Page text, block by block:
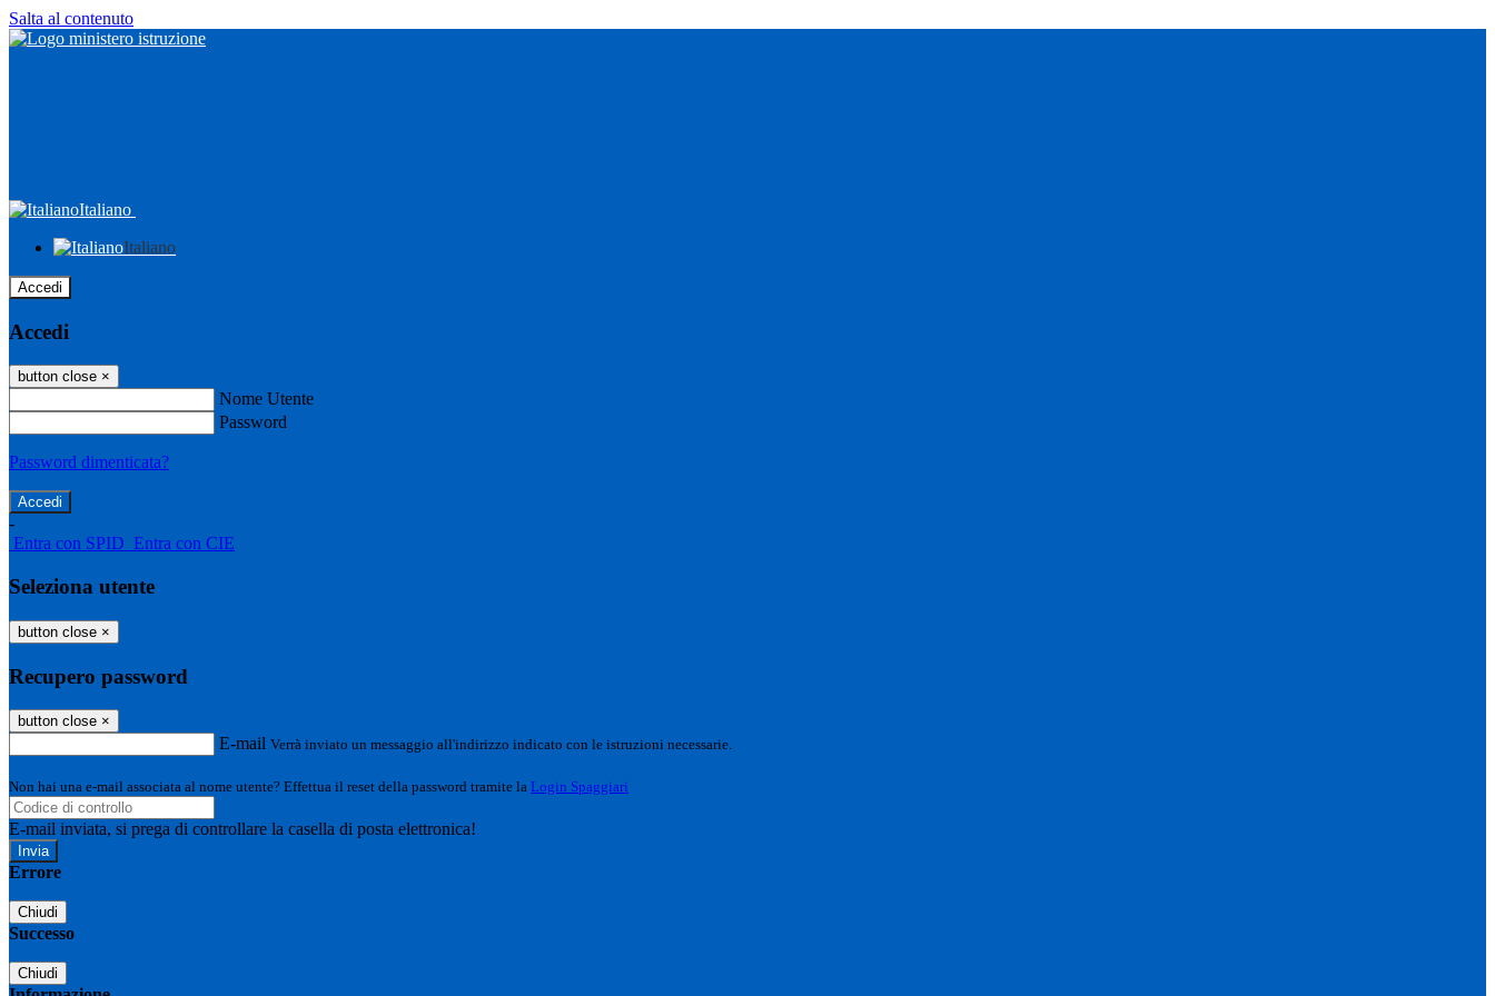
Salta al contenuto
Italiano
Italiano
Accedi
Accedi
button close ×
Nome Utente
Password
Password dimenticata?
-
Entra con SPID Entra con CIE
Seleziona utente
button close ×
Recupero password
button close ×
E-mail Verrà inviato un messaggio all'indirizzo indicato con le istruzioni necessarie.
Non hai una e-mail associata al nome utente? Effettua il reset della password tramite la Login Spaggiari
E-mail inviata, si prega di controllare la casella di posta elettronica!
Errore
Chiudi
Successo
Chiudi